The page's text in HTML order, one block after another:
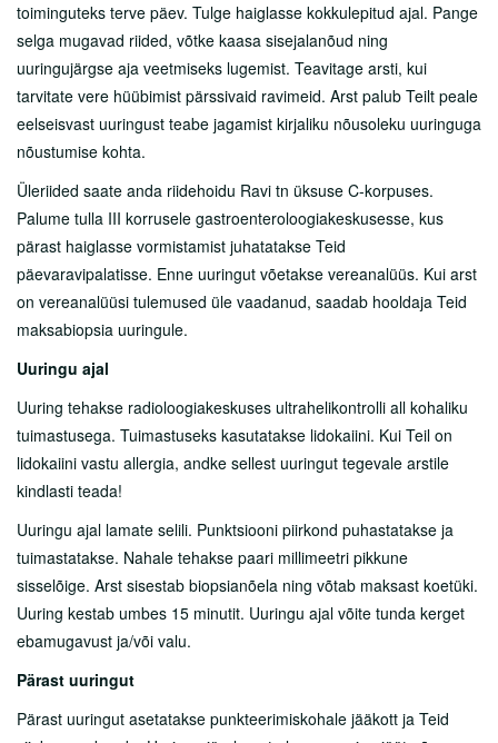
Kliinikud
Patsiendi infomaterjalid
Üldine Info
Haigused
Protseduurid
Uuringud
Enesehooldusest
Doonorlus
Tasulised teenused
Sõeluuringud
Tervisepaketid
Abiks lahkunu omastele
Partnerile
Karjäär
Haiglast
toiminguteks terve päev. Tulge haiglasse kokkulepitud ajal. Pange
selga mugavad riided, võtke kaasa sisejalanõud ning
uuringujärgse aja veetmiseks lugemist. Teavitage arsti, kui
tarvitate vere hüübimist pärssivaid ravimeid. Arst palub Teilt peale
eelseisvast uuringust teabe jagamist kirjaliku nõusoleku uuringuga
nõustumise kohta.
Üleriided saate anda riidehoidu Ravi tn üksuse C-korpuses.
Palume tulla III korrusele gastroenteroloogiakeskusesse, kus
pärast haiglasse vormistamist juhatatakse Teid
päevaravipalatisse. Enne uuringut võetakse vereanalüüs. Kui arst
on vereanalüüsi tulemused üle vaadanud, saadab hooldaja Teid
maksabiopsia uuringule.
Uuringu ajal
Uuring tehakse radioloogiakeskuses ultrahelikontrolli all kohaliku
tuimastusega. Tuimastuseks kasutatakse lidokaiini. Kui Teil on
lidokaiini vastu allergia, andke sellest uuringut tegevale arstile
kindlasti teada!
Uuringu ajal lamate selili. Punktsiooni piirkond puhastatakse ja
tuimastatakse. Nahale tehakse paari millimeetri pikkune
sisselõige. Arst sisestab biopsianõela ning võtab maksast koetüki.
Uuring kestab umbes 15 minutit. Uuringu ajal võite tunda kerget
ebamugavust ja/või valu.
Pärast uuringut
Pärast uuringut asetatakse punkteerimiskohale jääkott ja Teid